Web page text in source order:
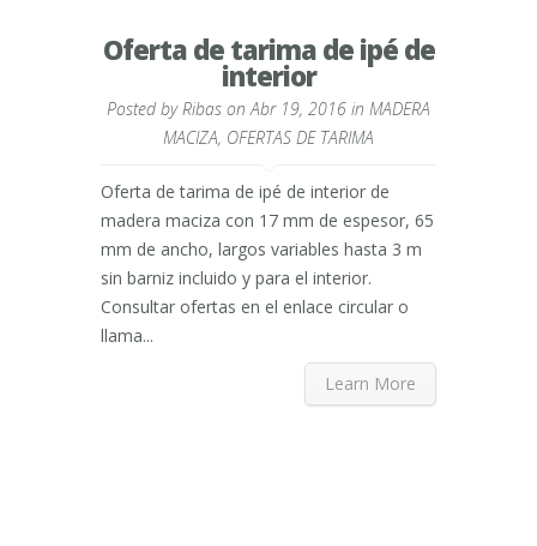
Oferta de tarima de ipé de
interior
Posted byRibas on Abr 19, 2016 in MADERA
MACIZA, OFERTAS DE TARIMA
Oferta de tarima de ipé de interior de
madera maciza con 17 mm de espesor, 65
mm de ancho, largos variables hasta 3 m
sin barniz incluido y para el interior.
Consultar ofertas en el enlace circular o
llama...
Learn More